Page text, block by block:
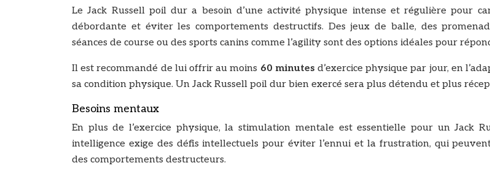
Le Jack Russell poil dur a besoin d’une activité physique intense et régulière pour
débordante et éviter les comportements destructifs. Des jeux de balle, des
séances de course ou des sports canins comme l’agility sont des options idéales pour
Il est recommandé de lui offrir au moins 60 minutesd’exercice physique par jour, en
sa condition physique. Un Jack Russell poil dur bien exercé sera plus détendu et plus
Besoins mentaux
En plus de l’exercice physique, la stimulation mentale est essentielle pour un Jack
intelligence exige des défis intellectuels pour éviter l’ennui et la frustration, qui
des comportements destructeurs.